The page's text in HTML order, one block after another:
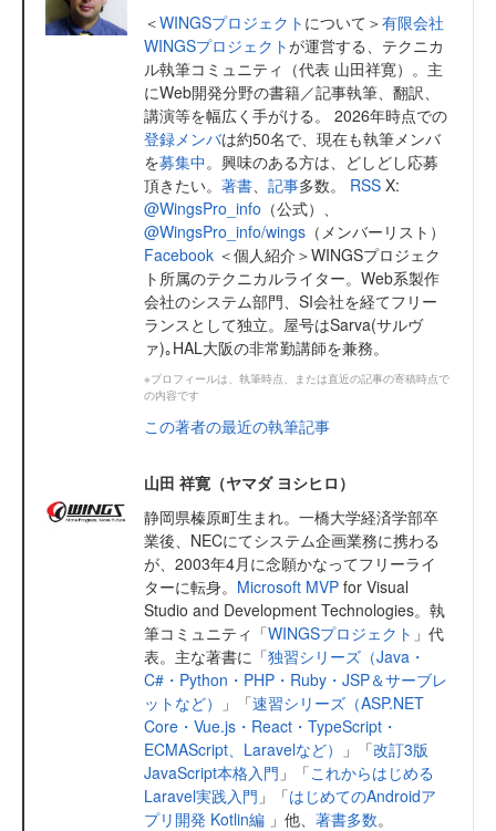
＜WINGSプロジェクト について＞有限会社
WINGSプロジェクトが運営する、テクニカ
ル執筆コミュニティ（代表 山田祥寛）。主
にWeb開発分野の書籍／記事執筆、翻訳、
講演等を幅広く手がける。 2026年時点での
登録メンバは約50名で、現在も執筆メンバ
を募集中。興味のある方は、どしどし応募
頂きたい。 著書 記事多数。 RSS X:
@WingsPro_info （公式）、
@WingsPro_info/wings （メンバーリスト）
Facebook ＜個人紹介＞WINGSプロジェク
ト所属のテクニカルライター。Web系製作
会社のシステム部門、SI会社を経てフリー
ランスとして独立。屋号はSarva(サルヴ
ァ)｡HAL大阪の非常勤講師を兼務。
※プロフィールは、執筆時点、または直近の記事の寄稿時点で
の内容です
この著者の最近の執筆記事
山田 祥寛（ヤマダ ヨシヒロ）
静岡県榛原町生まれ。一橋大学経済学部卒
業後、NECにてシステム企画業務に携わる
が、2003年4月に念願かなってフリーライ
ターに転身。 Microsoft MVP for Visual
Studio and Development Technologies。執
筆コミュニティ「WINGSプロジェクト 」代
表。主な著書に「独習シリーズ（Java・
C#・Python・PHP・Ruby・JSP＆サーブレ
ットなど）
」「速習シリーズ（ASP.NET
Core・Vue.js・React・TypeScript・
ECMAScript、Laravelなど）
」「改訂3版
JavaScript本格入門 」「これからはじめる
Laravel実践入門 」「はじめてのAndroidア
プリ開発 Kotlin編 」他、 著書多数。